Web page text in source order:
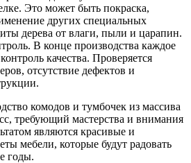
Это может быть покраска,
других специальных
дерева от влаги, пыли и царапин.
В конце производства каждое
качества. Проверяется
отсутствие дефектов и
комодов и тумбочек из массива
требующий мастерства и внимания
являются красивые и
мебели, которые будут радовать
годы.